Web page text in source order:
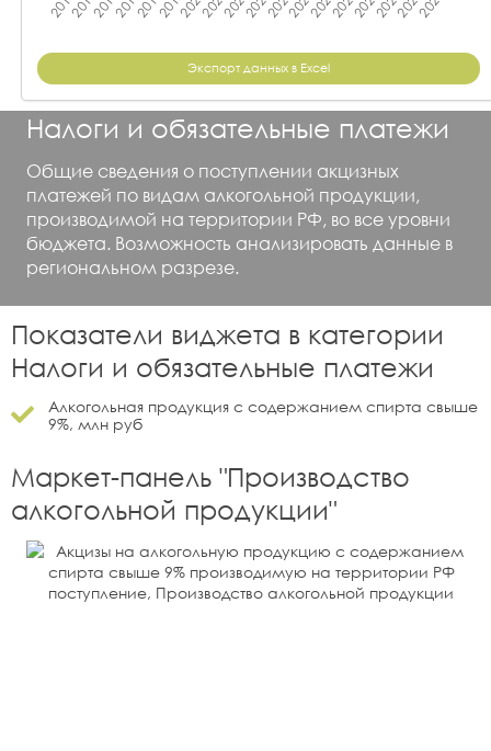
Экспорт данных в Excel
Налоги и обязательные платежи
Общие сведения о поступлении акцизных
платежей по видам алкогольной продукции,
производимой на территории РФ, во все уровни
бюджета. Возможность анализировать данные в
региональном разрезе.
Показатели виджета в категории
Налоги и обязательные платежи
Алкогольная продукция с содержанием спирта свыше
9%, млн руб
Маркет-панель "Производство
алкогольной продукции"